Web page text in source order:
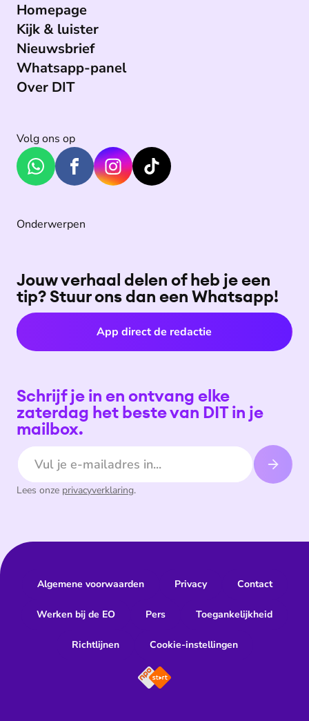
Homepage
Kijk & luister
Nieuwsbrief
Whatsapp-panel
Over DIT
Volg ons op
Onderwerpen
Jouw verhaal delen of heb je een
tip? Stuur ons dan een Whatsapp!
App direct de redactie
Schrijf je in en ontvang elke
zaterdag het beste van DIT in je
mailbox.
E-mailadres
Lees onze privacyverklaring.
Algemene voorwaarden Privacy Contact
Werken bij de EO Pers Toegankelijkheid
Richtlijnen Cookie-instellingen